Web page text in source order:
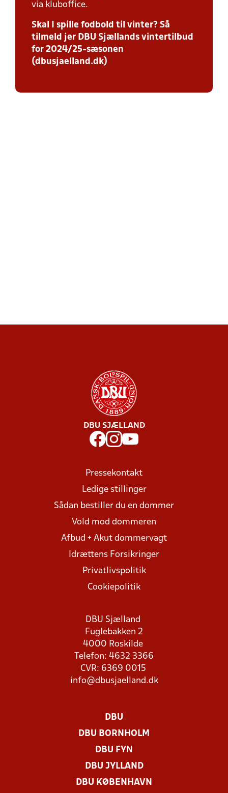
via kluboffice.
Skal I spille fodbold til vinter? Så
tilmeld jer DBU Sjællands vintertilbud
for 2024/25-sæsonen
(dbusjaelland.dk)
DBU SJÆLLAND
Pressekontakt
Ledige stillinger
Sådan bestiller du en dommer
Vold mod dommeren
Afbud + Akut dommervagt
Idrættens Forsikringer
Privatlivspolitik
Cookiepolitik
DBU Sjælland
Fuglebakken 2
4000 Roskilde
Telefon: 4632 3366
CVR: 6369 0015
info@dbusjaelland.dk
DBU
DBU BORNHOLM
DBU FYN
DBU JYLLAND
DBU KØBENHAVN